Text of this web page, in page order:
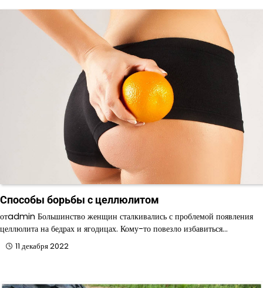
Способы борьбы с целлюлитом
отadmin Большинство женщин сталкивались с проблемой появления
целлюлита на бедрах и ягодицах. Кому-то повезло избавиться…
11 декабря 2022